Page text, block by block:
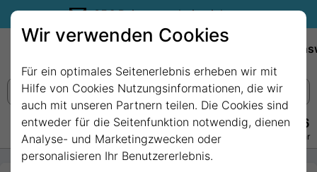
35€ Reisegutschein sichern.
+49 228 3875 7256
Persönlich · Kostenlos · Täglich 08–22 Uhr
Wir verwenden Cookies
Für ein optimales Seitenerlebnis erheben wir mit
Hilfe von Cookies Nutzungsinformationen, die wir
auch mit unseren Partnern teilen. Die Cookies sind
entweder für die Seitenfunktion notwendig, dienen
Analyse- und Marketingzwecken oder
personalisieren Ihr Benutzererlebnis.